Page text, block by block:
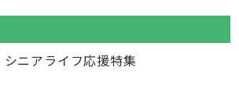
シニアライフ応援特集